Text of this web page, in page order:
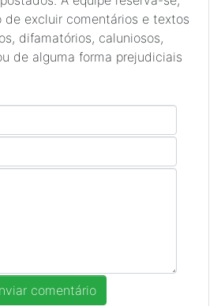
de excluir comentários e textos
difamatórios, caluniosos,
de alguma forma prejudiciais